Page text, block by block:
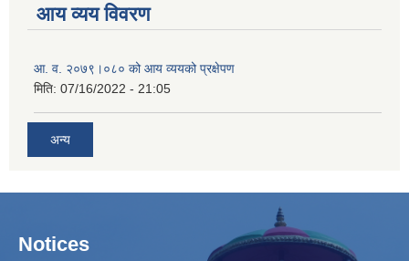
आय व्यय विवरण
आ. व. २०७९।०८० को आय व्ययको प्रक्षेपण
मिति: 07/16/2022 - 21:05
अन्य
Notices